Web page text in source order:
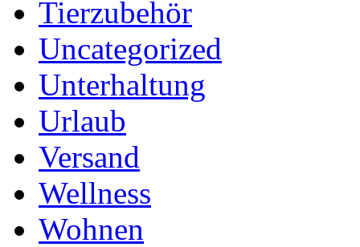
Tierzubehör
Uncategorized
Unterhaltung
Urlaub
Versand
Wellness
Wohnen